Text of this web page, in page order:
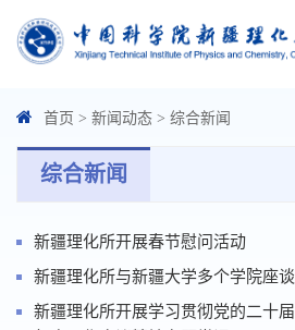
首页 > 新闻动态 > 综合新闻
综合新闻
新疆理化所开展春节慰问活动
新疆理化所与新疆大学多个学院座
新疆理化所开展学习贯彻党的二十